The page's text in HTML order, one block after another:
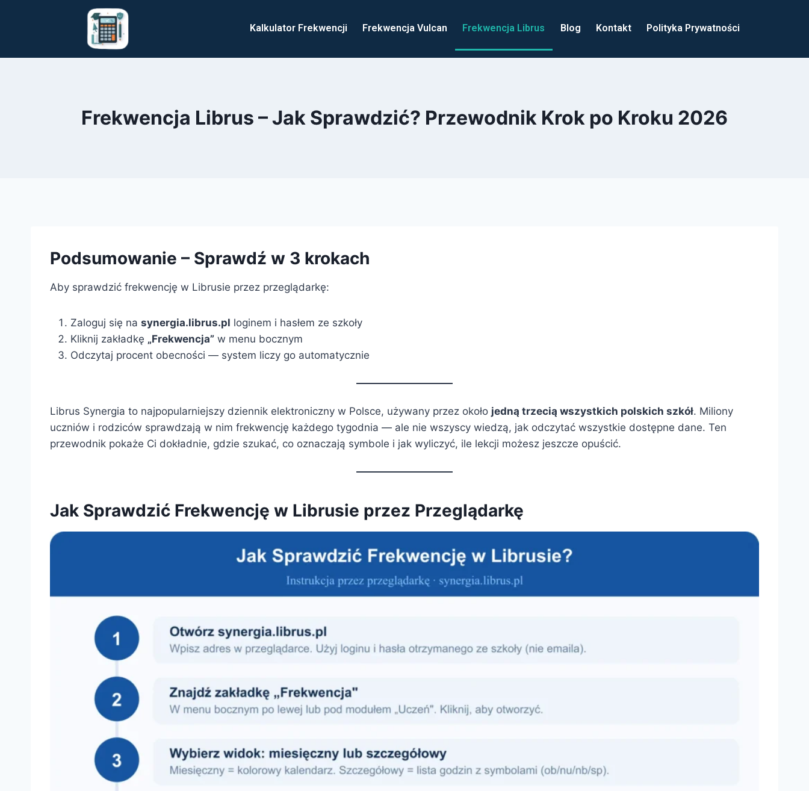
Kalkulator Frekwencji Frekwencja Vulcan Frekwencja Librus Blog Kontakt Polityka Prywatności
Frekwencja Librus – Jak Sprawdzić? Przewodnik Krok po Kroku 2026
Podsumowanie – Sprawdź w 3 krokach
Aby sprawdzić frekwencję w Librusie przez przeglądarkę:
Zaloguj się na synergia.librus.pl loginem i hasłem ze szkoły
Kliknij zakładkę „Frekwencja” w menu bocznym
Odczytaj procent obecności — system liczy go automatycznie
Librus Synergia to najpopularniejszy dziennik elektroniczny w Polsce, używany przez około jedną trzecią wszystkich polskich szkół. Miliony
uczniów i rodziców sprawdzają w nim frekwencję każdego tygodnia — ale nie wszyscy wiedzą, jak odczytać wszystkie dostępne dane. Ten
przewodnik pokaże Ci dokładnie, gdzie szukać, co oznaczają symbole i jak wyliczyć, ile lekcji możesz jeszcze opuścić.
Jak Sprawdzić Frekwencję w Librusie przez Przeglądarkę